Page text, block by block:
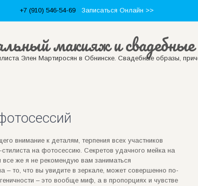
+7 (910) 546-54-69 Записаться Онлайн >>
макияж и свадебные
Элен Мартиросян в Обнинске. Свадебные образы,
внимание к деталям, терпения всех участников
на фотосессию. Секретов удачного мейка на
все же я не рекомендую вам заниматься
– то, что вы увидите в зеркале, может совершенно по-
– это вообще миф, а в пропорциях и чувстве